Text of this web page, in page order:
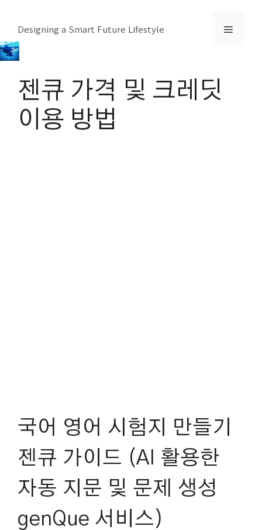
츠
로
Designing a Smart Future Lifestyle 메
젠큐 가격 및 크레딧
이용 방법
국어 영어 시험지 만들기
젠큐 가이드 (AI 활용한
자동 지문 및 문제 생성
genQue 서비스)